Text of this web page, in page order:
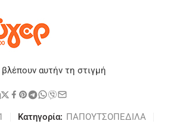
αυτήν τη στιγμή
Κατηγορία: ΠΑΠΟΥΤΣΟΠΕΔΙΛΑ